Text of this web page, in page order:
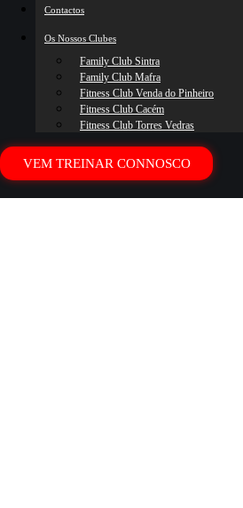
Contactos
Os Nossos Clubes
Family Club Sintra
Family Club Mafra
Fitness Club Venda do Pinheiro
Fitness Club Cacém
Fitness Club Torres Vedras
VEM TREINAR CONNOSCO